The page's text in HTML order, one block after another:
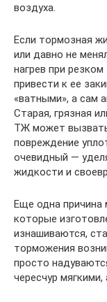
воздуха.
Если тормозная
или давно не
нагрев при
привести к ее
«ватными», а сам
Старая, грязная
ТЖ может
повреждение
очевидный —
жидкости и
Еще одна причина
которые
изнашиваются,
торможения
просто
чересчур